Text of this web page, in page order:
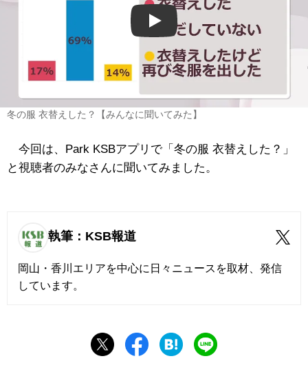
Play
冬の服 衣替えした？【みんなに聞いてみた】
今回は、Park KSBアプリで「冬の服 衣替えした？」
と視聴者のみなさんに聞いてみました。
執筆：KSB報道
岡山・香川エリアを中心に日々ニュースを取材、発信
しています。